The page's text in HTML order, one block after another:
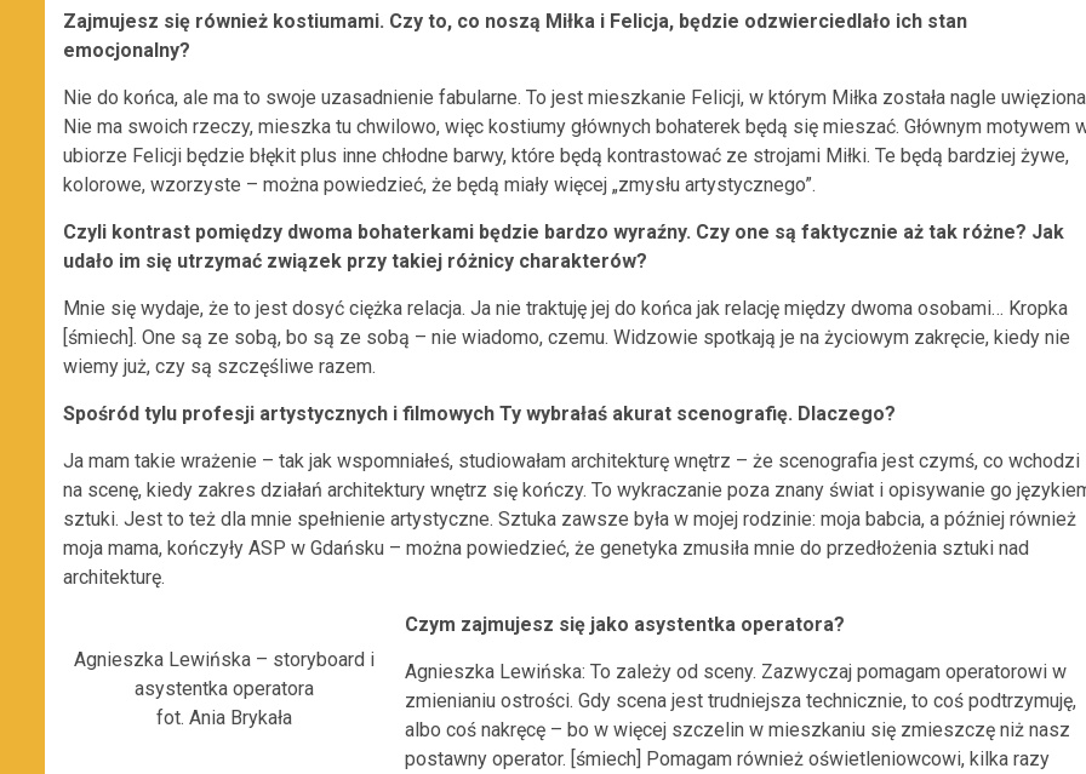
Zajmujesz się również kostiumami. Czy to, co noszą Miłka i Felicja, będzie odzwierciedlało ich stan
emocjonalny?
Nie do końca, ale ma to swoje uzasadnienie fabularne. To jest mieszkanie Felicji, w którym Miłka została nagle
Nie ma swoich rzeczy, mieszka tu chwilowo, więc kostiumy głównych bohaterek będą się mieszać. Głównym motywem
ubiorze Felicji będzie błękit plus inne chłodne barwy, które będą kontrastować ze strojami Miłki. Te będą bardziej żywe,
kolorowe, wzorzyste – można powiedzieć, że będą miały więcej „zmysłu artystycznego”.
Czyli kontrast pomiędzy dwoma bohaterkami będzie bardzo wyraźny. Czy one są faktycznie aż tak różne? Jak
udało im się utrzymać związek przy takiej różnicy charakterów?
Mnie się wydaje, że to jest dosyć ciężka relacja. Ja nie traktuję jej do końca jak relację między dwoma osobami… Kropka
[śmiech]. One są ze sobą, bo są ze sobą – nie wiadomo, czemu. Widzowie spotkają je na życiowym zakręcie, kiedy nie
wiemy już, czy są szczęśliwe razem.
Spośród tylu profesji artystycznych i filmowych Ty wybrałaś akurat scenografię. Dlaczego?
Ja mam takie wrażenie – tak jak wspomniałeś, studiowałam architekturę wnętrz – że scenografia jest czymś, co wchodzi
na scenę, kiedy zakres działań architektury wnętrz się kończy. To wykraczanie poza znany świat i opisywanie go
sztuki. Jest to też dla mnie spełnienie artystyczne. Sztuka zawsze była w mojej rodzinie: moja babcia, a później również
moja mama, kończyły ASP w Gdańsku – można powiedzieć, że genetyka zmusiła mnie do przedłożenia sztuki nad
architekturę.
Agnieszka Lewińska – storyboard i
asystentka operatora
fot. Ania Brykała
Czym zajmujesz się jako asystentka operatora?
Agnieszka Lewińska: To zależy od sceny. Zazwyczaj pomagam operatorowi w
zmienianiu ostrości. Gdy scena jest trudniejsza technicznie, to coś podtrzymuję,
albo coś nakręcę – bo w więcej szczelin w mieszkaniu się zmieszczę niż nasz
postawny operator. [śmiech] Pomagam również oświetleniowcowi, kilka razy